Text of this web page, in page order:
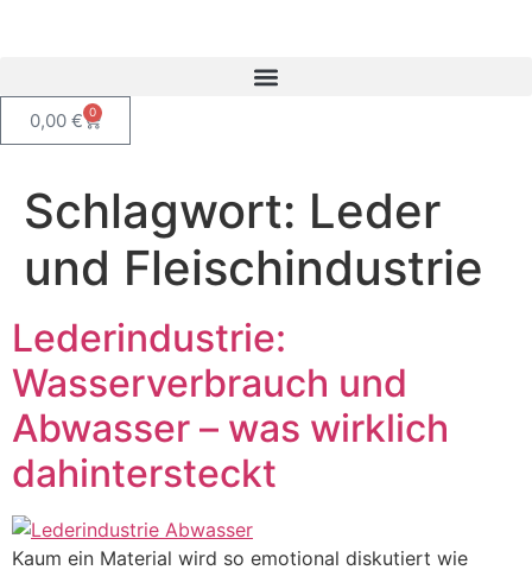
0,00 € 0
Schlagwort: Leder
und Fleischindustrie
Lederindustrie:
Wasserverbrauch und
Abwasser – was wirklich
dahintersteckt
Kaum ein Material wird so emotional diskutiert wie